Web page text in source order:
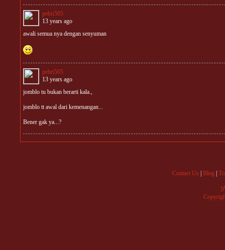
pebri505
13 years ago
awali semua nya dengan senyuman
pebri505
13 years ago
jomblo tu bukan berarti kala.,
jomblo tt awal dari kemenangan...
Bener gak ya...?
Contact Us Blog